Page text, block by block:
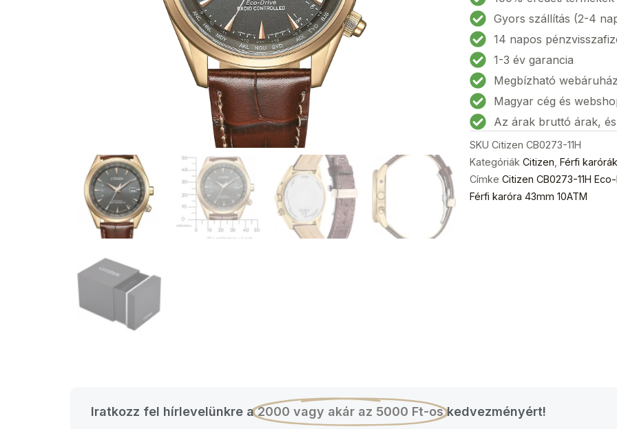
Gyors szállítás (2-4
14 napos
1-3 év garancia
Megbízható webáruház
Magyar cég és
Az árak bruttó árak,
SKU Citizen CB0273-11H
Kategóriák Citizen Férfi karórák
Címke Citizen CB0273-11H
Férfi karóra 43mm 10ATM
Iratkozz fel hírlevelünkre a2000 vagy akár az 5000 Ft-os kedvezményért!